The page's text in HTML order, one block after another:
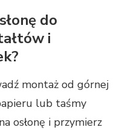
do
i
montaż od górnej
lub taśmy
osłonę i przymierz